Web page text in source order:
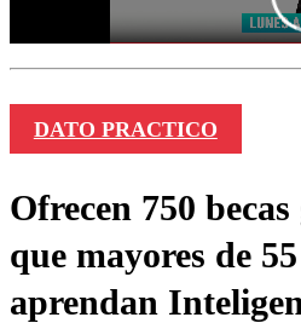
DATO PRACTICO
Ofrecen 750
que mayores de
aprendan